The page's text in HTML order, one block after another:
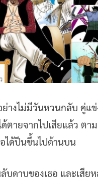
ย่างไม่มีวันหวนกลับ คู่แ
ตายจากไปเสียแล้ว ตาม
ได้ปีนขึ้นไปด้านบน
บดาบของเธอ และเสีย